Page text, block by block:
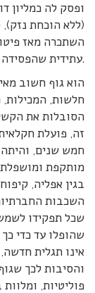
ופסק לה כמליון
עתידית שהפסידה כיוון שלא תוחזר לעבודה אצל המעביד.
חלשות,
הסובלות את
זה, פועלת
חמש שנים, והיתה
מותקפת ומושפלת
בגין אפליה,
השכבות
שהופלו עד כדי
והסיבות לכך
פוליטיות,